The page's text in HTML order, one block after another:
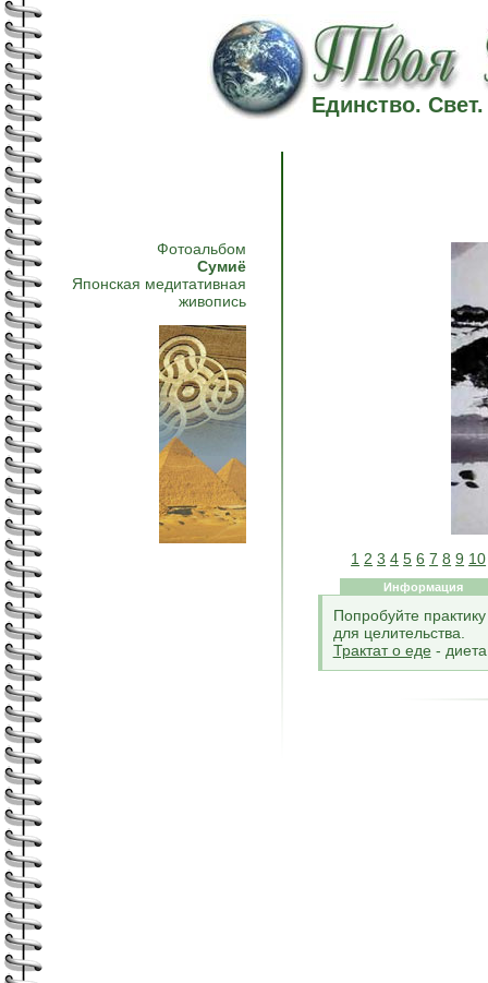
Единство.
Фотоальбом
Сумиё
Японская медитативная
живопись
1 2 3 4 5 6 7 8 9 10
Информация
Попробуйте
для целительства.
Трактат о еде-